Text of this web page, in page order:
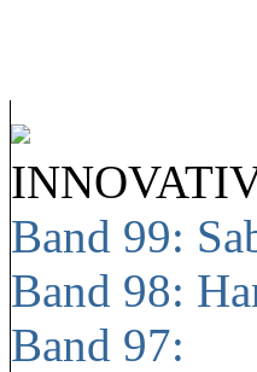
Band 99:
Band 98:
Band 97: